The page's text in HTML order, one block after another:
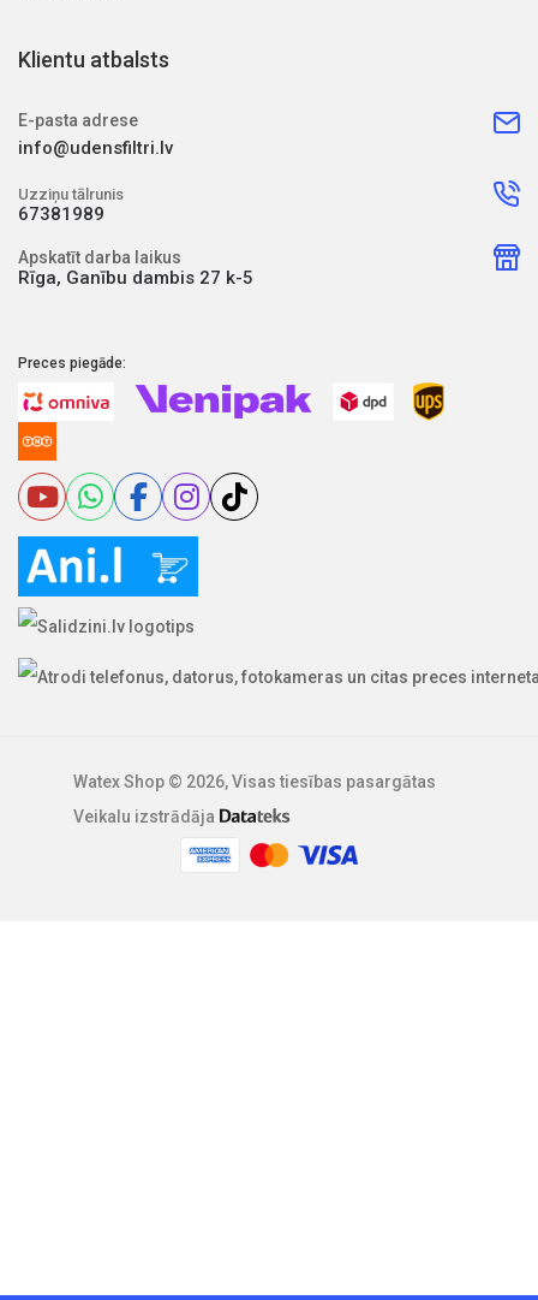
Klientu atbalsts
E-pasta adrese
info@udensfiltri.lv
Uzziņu tālrunis
67381989
Apskatīt darba laikus
Rīga, Ganību dambis 27 k-5
Preces piegāde:
Watex Shop © 2026, Visas tiesības pasargātas
Veikalu izstrādāja